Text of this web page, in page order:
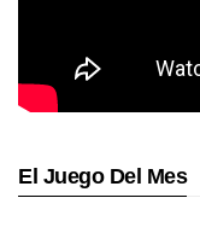
El Juego Del Mes